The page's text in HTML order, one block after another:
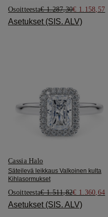
Osoitteesta€ 1.287,30€ 1.158,57
Asetukset (SIS. ALV)
Cassia Halo
Säteilevä leikkaus Valkoinen kulta
Kihlasormukset
Osoitteesta€ 1.511,82€ 1.360,64
Asetukset (SIS. ALV)